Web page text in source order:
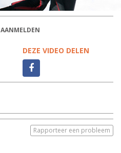
AANMELDEN
DEZE VIDEO DELEN
Rapporteer een probleem